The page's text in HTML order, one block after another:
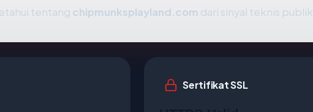
tentang chipmunksplayland.com dari sinyal teknis publik.
Sertifikat SSL